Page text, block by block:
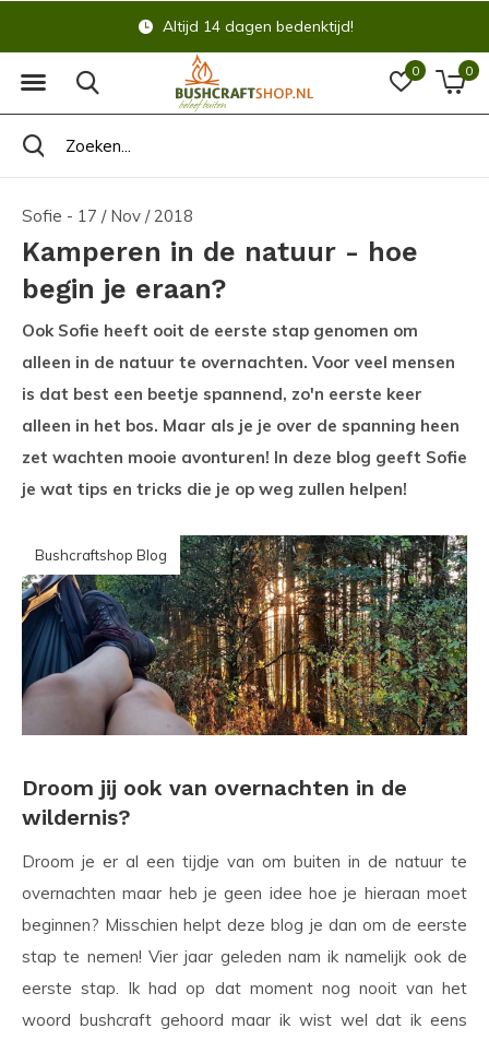
0 0
Altijd 14 dagen bedenktijd!
Sofie - 17 / Nov / 2018
Kamperen in de natuur - hoe
begin je eraan?
Ook Sofie heeft ooit de eerste stap genomen om
alleen in de natuur te overnachten. Voor veel mensen
is dat best een beetje spannend, zo'n eerste keer
alleen in het bos. Maar als je je over de spanning heen
zet wachten mooie avonturen! In deze blog geeft Sofie
je wat tips en tricks die je op weg zullen helpen!
Bushcraftshop Blog
Droom jij ook van overnachten in de
wildernis?
Droom je er al een tijdje van om buiten in de natuur te
overnachten maar heb je geen idee hoe je hieraan moet
beginnen? Misschien helpt deze blog je dan om de eerste
stap te nemen! Vier jaar geleden nam ik namelijk ook de
eerste stap. Ik had op dat moment nog nooit van het
woord bushcraft gehoord maar ik wist wel dat ik eens